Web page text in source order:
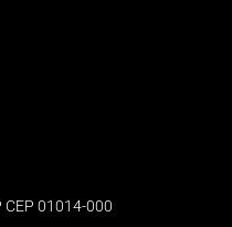
CEP 01014-000